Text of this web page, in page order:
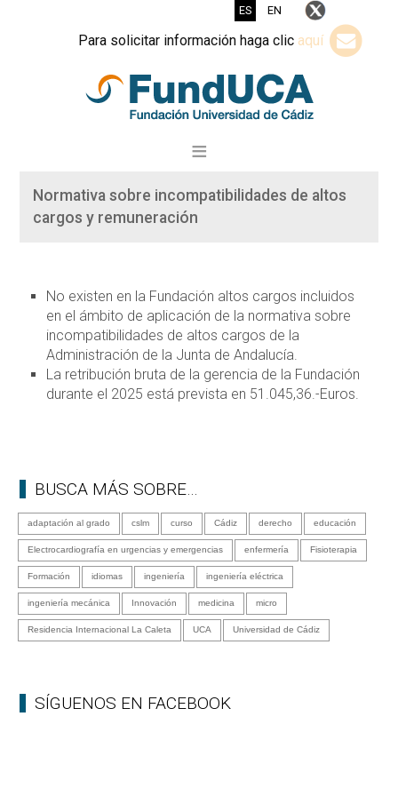
ES EN
Para solicitar información haga clic aquí
Normativa sobre incompatibilidades de altos
cargos y remuneración
No existen en la Fundación altos cargos incluidos
en el ámbito de aplicación de la normativa sobre
incompatibilidades de altos cargos de la
Administración de la Junta de Andalucía.
La retribución bruta de la gerencia de la Fundación
durante el 2025 está prevista en 51.045,36.-Euros.
BUSCA MÁS SOBRE…
adaptación al grado cslm curso Cádiz derecho educación
Electrocardiografía en urgencias y emergencias enfermería Fisioterapia
Formación idiomas ingeniería ingeniería eléctrica
ingeniería mecánica Innovación medicina micro
Residencia Internacional La Caleta UCA Universidad de Cádiz
SÍGUENOS EN FACEBOOK